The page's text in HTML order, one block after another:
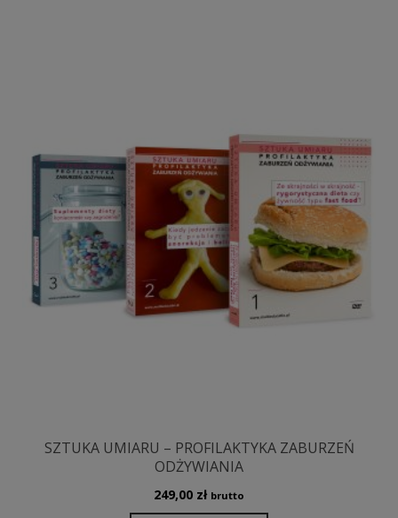
SZTUKA UMIARU – PROFILAKTYKA ZABURZEŃ
ODŻYWIANIA
249,00 zł brutto